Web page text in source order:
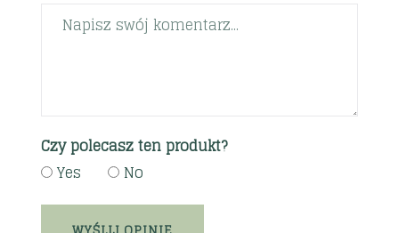
Czy polecasz ten produkt?
Yes
No